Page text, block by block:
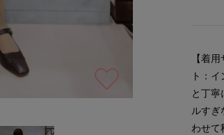
【着
ト：
と丁
ルす
わせて